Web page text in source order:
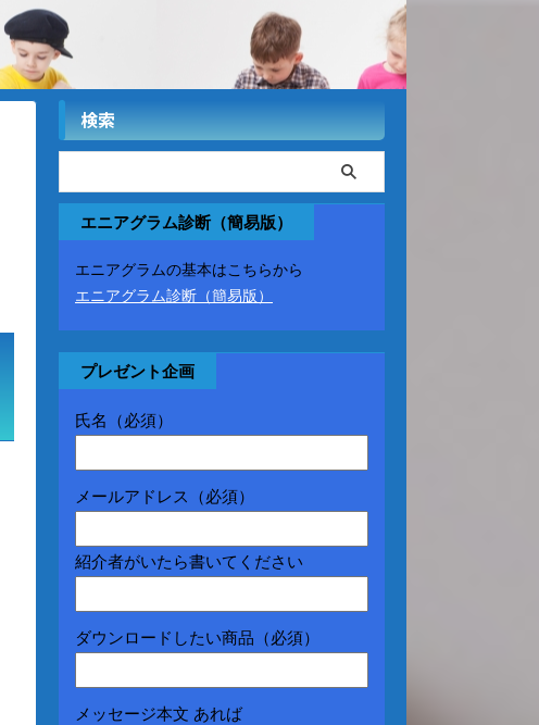
検索
エニアグラム診断（簡易版）
エニアグラムの基本はこちらから
エニアグラム診断（簡易版）
プレゼント企画
氏名（必須）
メールアドレス（必須）
紹介者がいたら書いてください
ダウンロードしたい商品（必須）
メッセージ本文 あれば